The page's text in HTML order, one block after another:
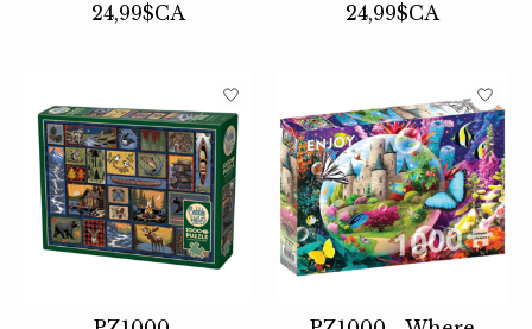
24,99$CA
24,99$CA